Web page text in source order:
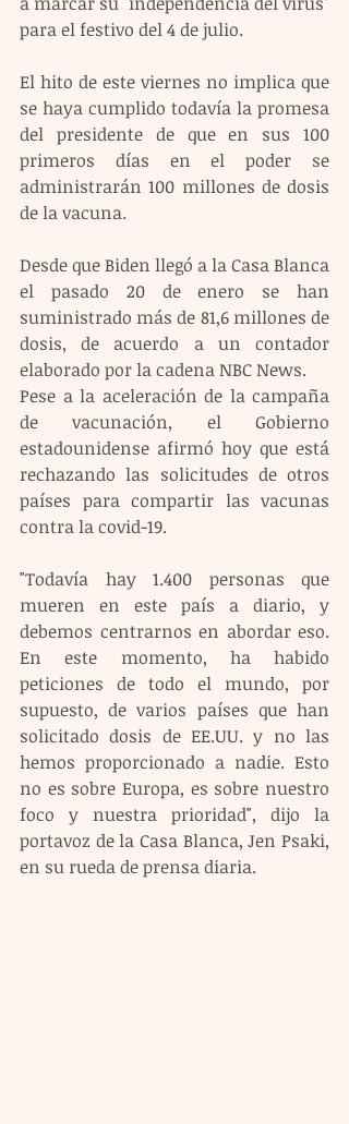
para el festivo del 4 de julio.
El hito de este viernes no implica que
se haya cumplido todavía la promesa
del presidente de que en sus 100
primeros días en el poder se
administrarán 100 millones de dosis
de la vacuna.
Desde que Biden llegó a la Casa Blanca
el pasado 20 de enero se han
suministrado más de 81,6 millones de
dosis, de acuerdo a un contador
elaborado por la cadena NBC News.
Pese a la aceleración de la campaña
de vacunación, el Gobierno
estadounidense afirmó hoy que está
rechazando las solicitudes de otros
países para compartir las vacunas
contra la covid-19.
"Todavía hay 1.400 personas que
mueren en este país a diario, y
debemos centrarnos en abordar eso.
En este momento, ha habido
peticiones de todo el mundo, por
supuesto, de varios países que han
solicitado dosis de EE.UU. y no las
hemos proporcionado a nadie. Esto
no es sobre Europa, es sobre nuestro
foco y nuestra prioridad", dijo la
portavoz de la Casa Blanca, Jen Psaki,
en su rueda de prensa diaria.